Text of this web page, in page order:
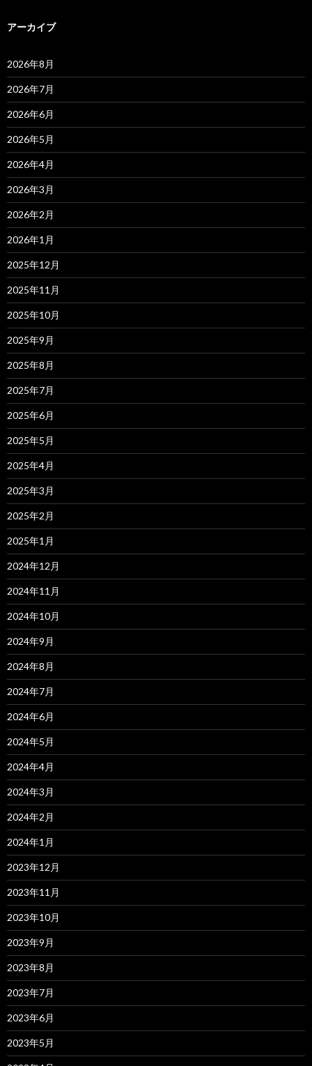
アーカイブ
2026年8月
2026年7月
2026年6月
2026年5月
2026年4月
2026年3月
2026年2月
2026年1月
2025年12月
2025年11月
2025年10月
2025年9月
2025年8月
2025年7月
2025年6月
2025年5月
2025年4月
2025年3月
2025年2月
2025年1月
2024年12月
2024年11月
2024年10月
2024年9月
2024年8月
2024年7月
2024年6月
2024年5月
2024年4月
2024年3月
2024年2月
2024年1月
2023年12月
2023年11月
2023年10月
2023年9月
2023年8月
2023年7月
2023年6月
2023年5月